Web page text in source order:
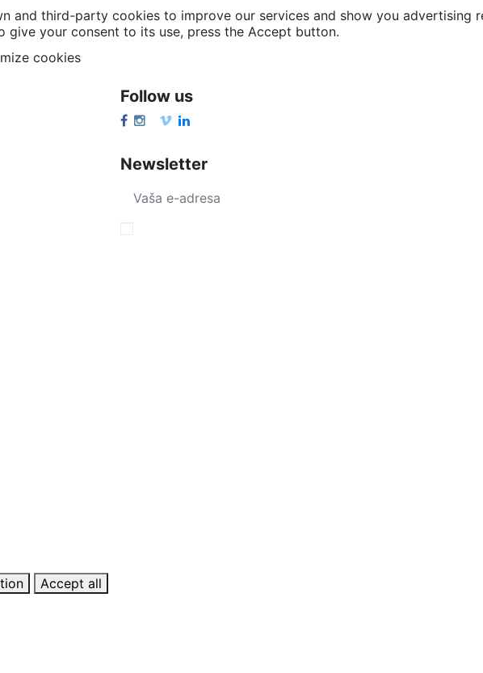
and third-party cookies to improve our services and show you advertising
give your consent to its use, press the Accept button.
cookies
Accept all
Follow us
Newsletter